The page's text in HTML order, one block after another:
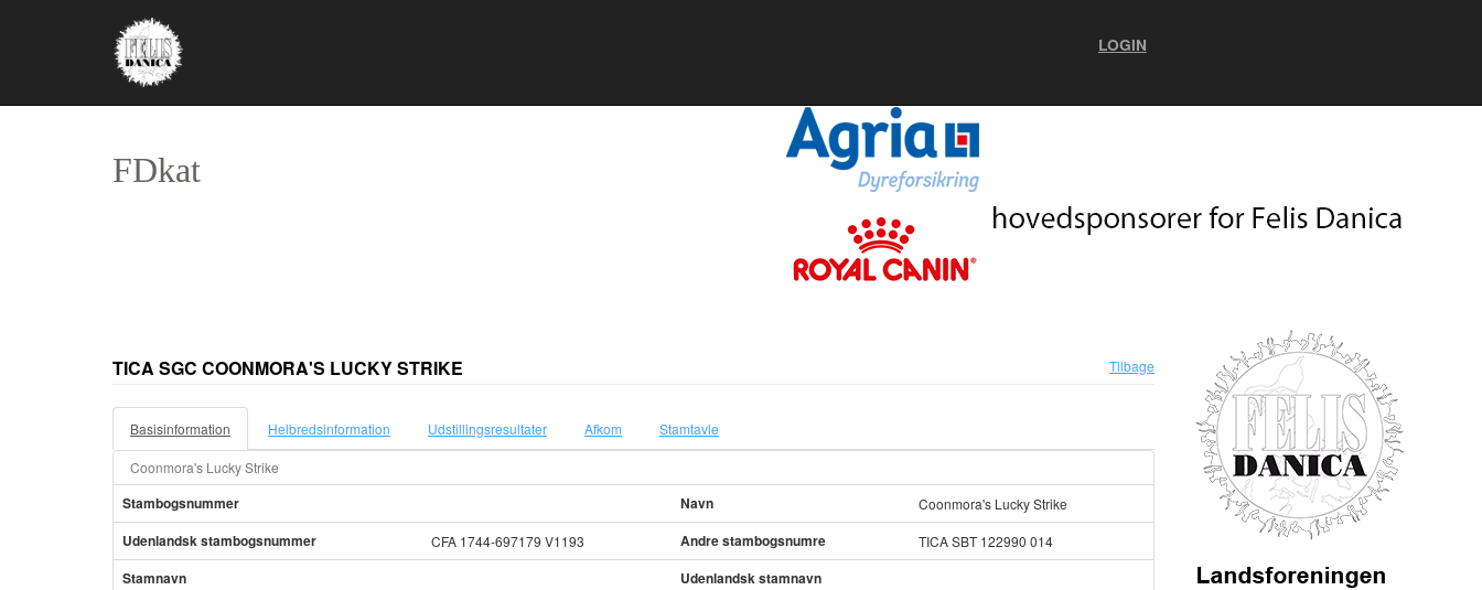
LOGIN
FDkat
TICA SGC COONMORA'S LUCKY STRIKE Tilbage
Basisinformation Helbredsinformation Udstillingsresultater Afkom Stamtavle
Coonmora's Lucky Strike
Stambogsnummer Navn Coonmora's Lucky Strike
Udenlandsk stambogsnummer CFA 1744-697179 V1193 Andre stambogsnumre TICA SBT 122990 014
Stamnavn
Udenlandsk stamnavn